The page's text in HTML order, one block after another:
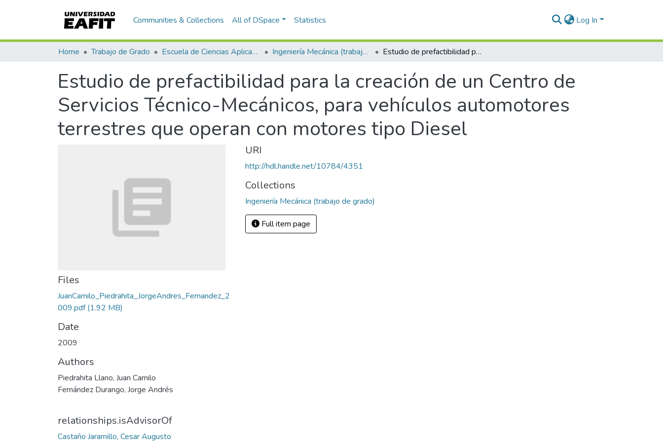
Communities & Collections All of DSpace Statistics Log In
Home Trabajo de Grado Escuela de Ciencias Aplicadas e Ingeniería Ingeniería Mecánica (trabajo de grado) Estudio de prefactibilidad para la creación de un Centro de Servicios Técnico-Mecánicos, para vehículos automotores terrestres que operan con motores tipo Diesel
Estudio de prefactibilidad para la creación de un Centro de
Servicios Técnico-Mecánicos, para vehículos automotores
terrestres que operan con motores tipo Diesel
Files
JuanCamilo_Piedrahita_JorgeAndres_Fernandez_2
009.pdf(1.92 MB)
Date
2009
Authors
Piedrahita Llano, Juan Camilo
Fernández Durango, Jorge Andrés
relationships.isAdvisorOf
Castaño Jaramillo, Cesar Augusto
URI
http://hdl.handle.net/10784/4351
Collections
Ingeniería Mecánica (trabajo de grado)
Full item page